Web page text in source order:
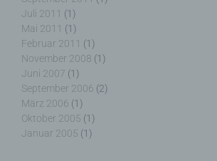
Juli 2011 (1)
Mai 2011 (1)
Februar 2011 (1)
November 2008 (1)
Juni 2007 (1)
September 2006 (2)
März 2006 (1)
Oktober 2005 (1)
Januar 2005 (1)
k) Einwilligung
Einwilligung ist jede von der
freiwillig für den bestimmten Fall
Weise und unmissverständlich
Willensbekundung in Form einer
einer sonstigen eindeutigen
Handlung, mit der die